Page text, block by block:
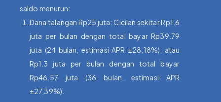
saldo menurun:
Dana talangan Rp25 juta: Cicilan sekitar Rp1.6
juta per bulan dengan total bayar Rp39.79
juta (24 bulan, estimasi APR ±28,18%), atau
Rp1.3 juta per bulan dengan total bayar
Rp46.57 juta (36 bulan, estimasi APR
±27,39%).